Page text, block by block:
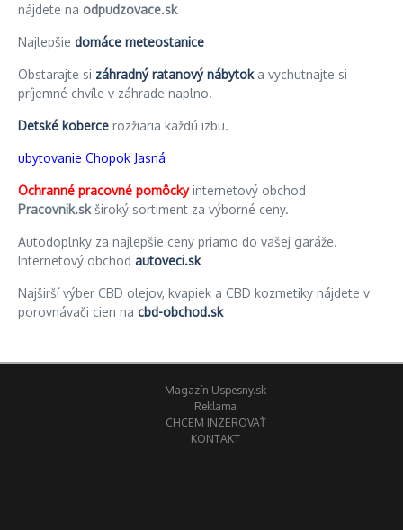
nájdete na odpudzovace.sk
Najlepšie domáce meteostanice
Obstarajte si záhradný ratanový nábytoka vychutnajte si
príjemné chvíle v záhrade naplno.
Detské koberce rozžiaria každú izbu.
ubytovanie Chopok Jasná
Ochranné pracovné pomôckyinternetový obchod
Pracovnik.skširoký sortiment za výborné ceny.
Autodoplnky za najlepšie ceny priamo do vašej garáže.
Internetový obchod autoveci.sk
Najširší výber CBD olejov, kvapiek a CBD kozmetiky nájdete v
porovnávači cien na cbd-obchod.sk
Magazín Uspesny.sk
Reklama
CHCEM INZEROVAŤ
KONTAKT